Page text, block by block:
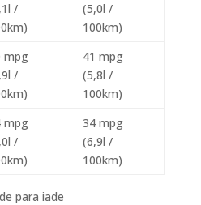
/
(5,0l /
100km)
mpg
/
41 mpg
(5,8l /
100km)
mpg
/
34 mpg
(6,9l /
100km)
para iade